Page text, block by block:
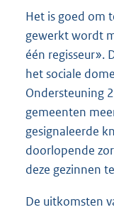
Het is goed om
gewerkt wordt
één regisseur».
het sociale
Ondersteuning
gemeenten
gesignaleerde
doorlopende
deze gezinnen
De uitkomsten